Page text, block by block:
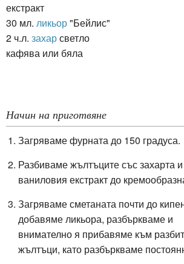
екстракт
30 мл. ликьор"Бейлис"
2 ч.л. захарсветло
кафява или бяла
Начин на приготвяне
Загряваме фурната до 150 градуса.
Разбиваме жълтъците със захарта и
ваниловия екстракт до
Загряваме сметаната почти до
добавяме ликьора, разбъркваме и
внимателно я прибавяме към
жълтъци, като разбъркваме